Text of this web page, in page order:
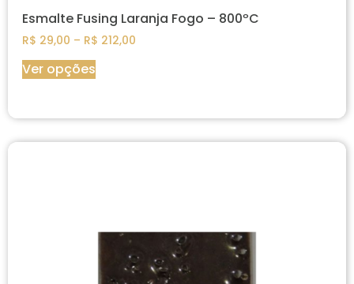
Esmalte Fusing Laranja Fogo – 800ºC
R$ 29,00 – R$ 212,00
Ver opções